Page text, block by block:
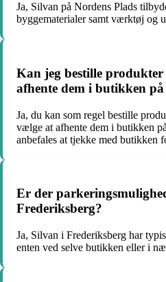
Ja, Silvan på Nordens Plads
byggematerialer samt værktøj og
Kan jeg bestille
afhente dem i butikken
Ja, du kan som regel bestille
vælge at afhente dem i butikken
anbefales at tjekke med butikken
Er der
Frederiksberg?
Ja, Silvan i Frederiksberg har
enten ved selve butikken eller i